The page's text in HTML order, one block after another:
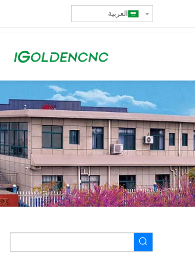
العربية